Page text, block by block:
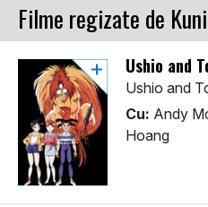
Filme regizate de
Ushio and
Ushio and
Cu: Andy
Hoang